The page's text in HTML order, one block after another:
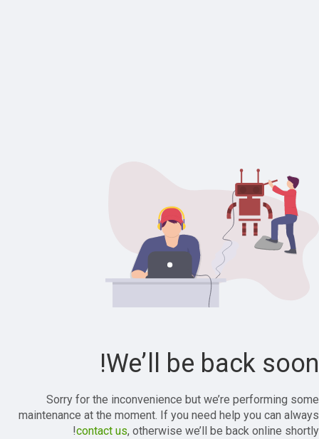
We’ll be back soon!
Sorry for the inconvenience but we’re performing some
maintenance at the moment. If you need help you can always
contact us, otherwise we’ll be back online shortly!